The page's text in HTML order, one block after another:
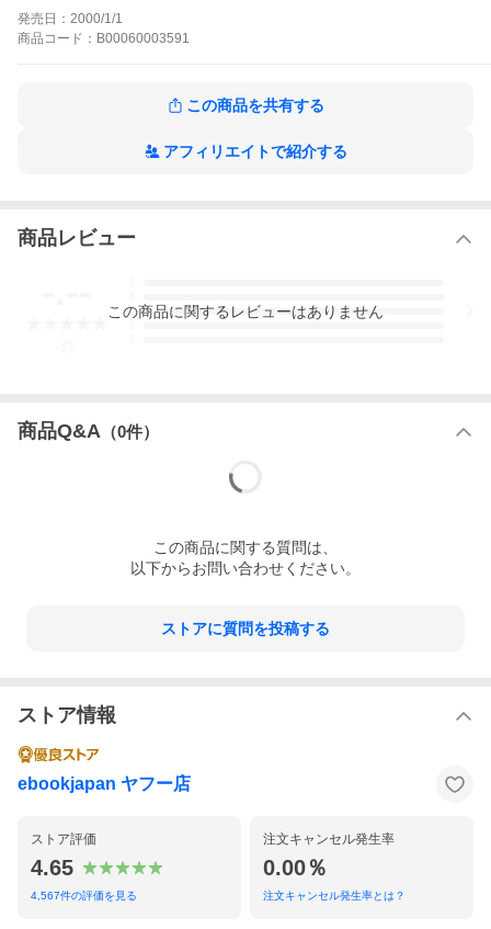
発売日： 2000/1/1
商品 コード： B00060003591
この商品を共有する
アフィリエイトで紹介する
商品レビュー
3
この商品に関するレビューはありません
商品Q&A （0件）
この商品に関する質問は、
以下からお問い合わせください。
ストアに質問を投稿する
ストア情報
ebookjapan ヤフー店
ストア評価
4.65
4,567件の評価を見る
注文キャンセル発生率
0.00％
注文キャンセル発生率とは？